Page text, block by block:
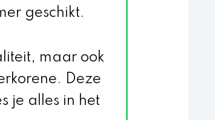
geschikt.
maar ook
Deze
je alles in het